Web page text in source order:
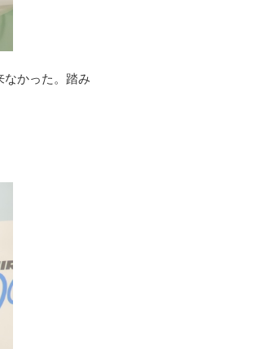
なかった。踏み